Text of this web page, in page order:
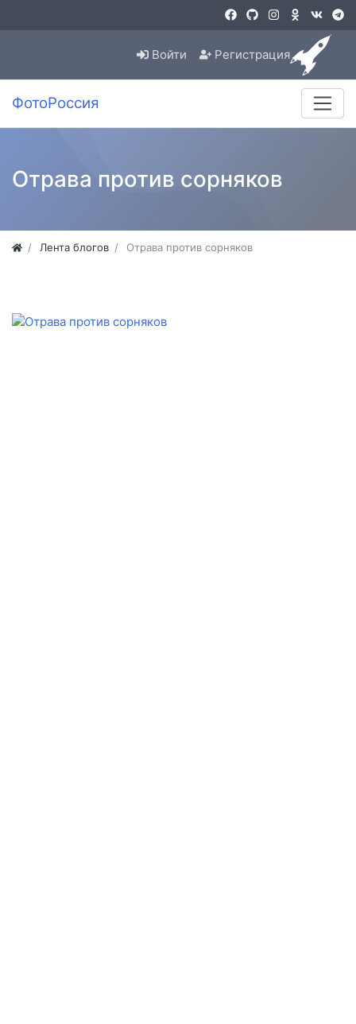
Войти Регистрация
ФотоРоссия
Отрава против сорняков
Лента блогов Отрава против сорняков